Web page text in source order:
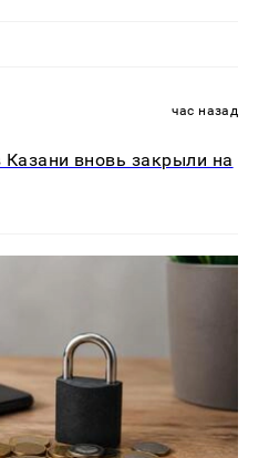
час назад
вновь закрыли на